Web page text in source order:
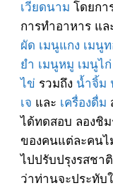
เวียดนาม โดยกา
การทำอาหาร แ
ผัด เมนูแกง เมนู
ยำ เมนูหมู เมนูไก่
ไข่ รวมถึง น้ำจิ้ม
เจ และ เครื่องดื่ม
ได้ทดสอบ ลองชิ
ของคนแต่ละคนไ
ไปปรับปรุงรสชา
ว่าท่านจะประทับ